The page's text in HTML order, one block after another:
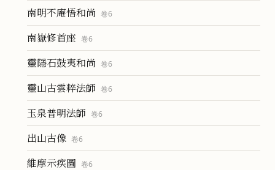
南明不庵悟和尚 卷6
南嶽修首座 卷6
靈隱石鼓夷和尚 卷6
靈山古雲粹法師 卷6
玉泉普明法師 卷6
出山古像 卷6
維摩示疾圖 卷6